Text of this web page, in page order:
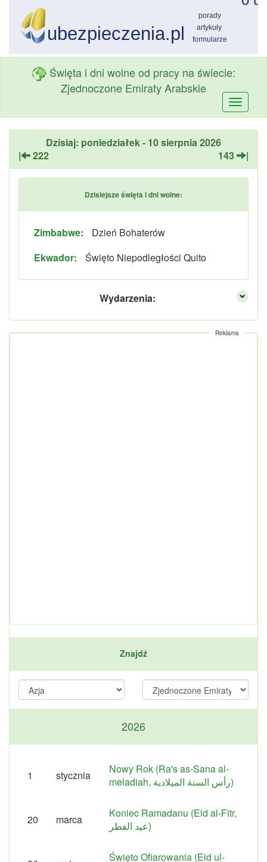
Święta i dni wolne od pracy na świecie:
Zjednoczone Emiraty Arabskie
Dzisiaj: poniedziałek - 10 sierpnia 2026
|
222 143 |
Dzisiejsze święta i dni wolne:
Zimbabwe:
Dzień Bohaterów
Ekwador:
Święto Niepodległości Quito
Wydarzenia:
Reklama
Znajdź
2026
1 stycznia
Nowy Rok (Ra's as-Sana al-
meladiah, رأس السنة الميلادية)
20 marca
Koniec Ramadanu (Eid al-Fitr,
عيد الفطر)
Święto Ofiarowania (Eid ul-